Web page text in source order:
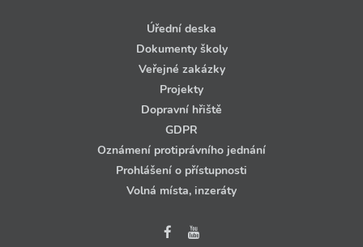
Úřední deska
Dokumenty školy
Veřejné zakázky
Projekty
Dopravní hřiště
GDPR
Oznámení protiprávního jednání
Prohlášení o přístupnosti
Volná místa, inzeráty